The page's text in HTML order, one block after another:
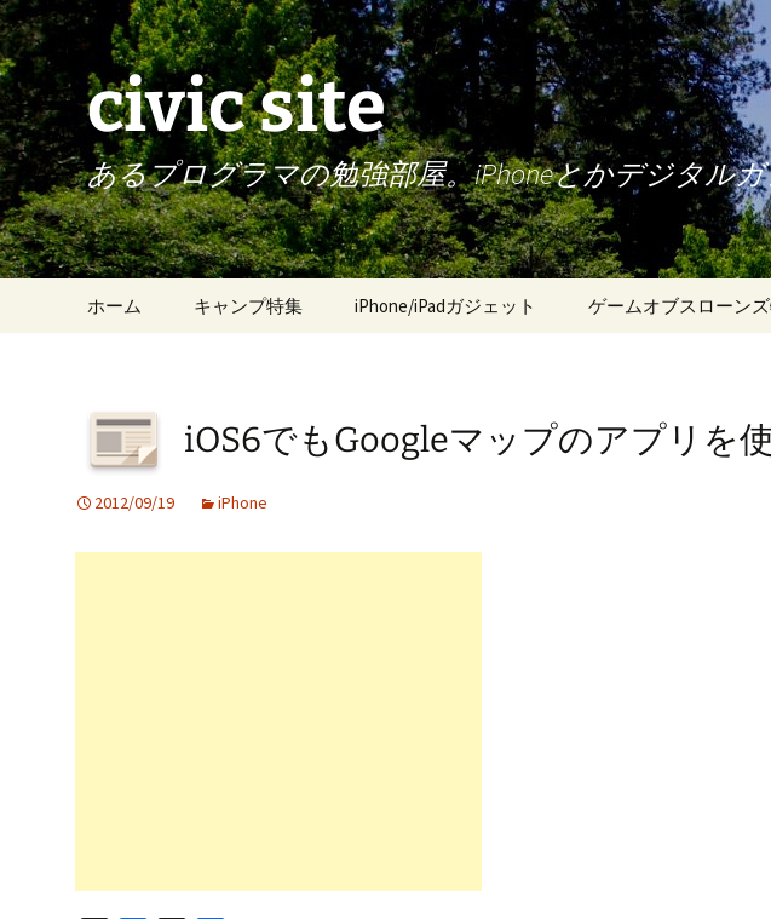
civic site
あるプログラマの勉強部屋。iPhoneとかデジタル
キ
プ
ホーム キャンプ特集 iPhone/iPadガジェット ゲームオブスローン
iOS6でもGoogleマップのアプリを
2012/09/19 iPhone